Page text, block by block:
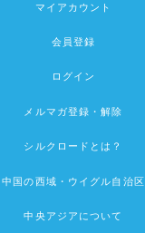
マイアカウント
会員登録
ログイン
メルマガ登録・解除
シルクロードとは？
中国の西域・ウイグル自治区
中央アジアについて